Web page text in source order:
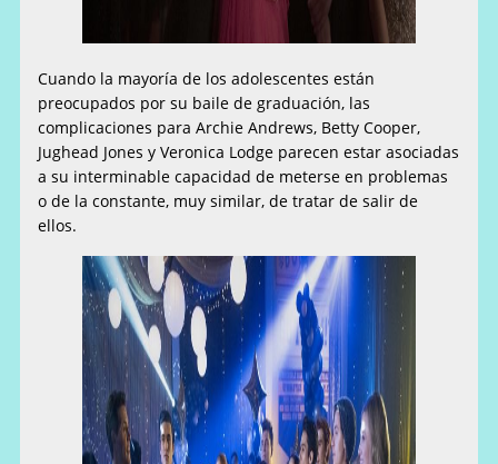
Cuando la mayoría de los adolescentes están
preocupados por su baile de graduación, las
complicaciones para Archie Andrews, Betty Cooper,
Jughead Jones y Veronica Lodge parecen estar asociadas
a su interminable capacidad de meterse en problemas
o de la constante, muy similar, de tratar de salir de
ellos.